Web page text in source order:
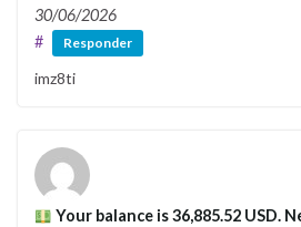
30/06/2026
#
Responder
imz8ti
Your balance is 36,885.52 USD.